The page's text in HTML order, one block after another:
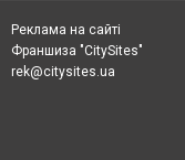
Реклама на сайті
Франшиза "CitySites"
rek@citysites.ua